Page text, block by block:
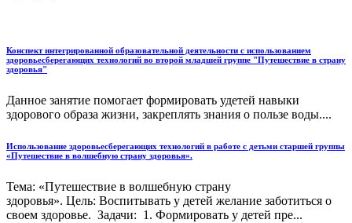
Конспект интегрированной образовательной деятельности с использованием
здоровьесберегающих технологий во второй младшей группе "Путешествие в страну
здоровья"
Данное занятие помогает формировать удетей навыки
здорового образа жизни, закреплять знания о пользе воды....
Использование здоровьесберегающих технологий в работе с детьми старшей группы
«Путешествие в волшебную страну здоровья».
Тема: «Путешествие в волшебную страну
здоровья». Цель: Воспитывать у детей желание заботиться о
своем здоровье. Задачи: 1. Формировать у детей пре...